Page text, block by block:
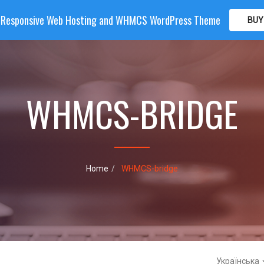
HOSTING DOMAIN WHMCS SHOP
WHMCS-BRIDGE
Home WHMCS-bridge
Українська
Web Hosting and WHMCS WordPress Theme